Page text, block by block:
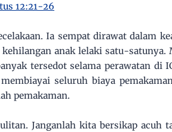
12:21-26
Ia sempat dirawat dalam
anak lelaki satu-satunya.
tersedot selama perawatan di
seluruh biaya
pemakaman.
Janganlah kita bersikap acuh